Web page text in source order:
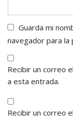
Guarda mi
navegador para la
Recibir un correo
a esta entrada.
Recibir un correo